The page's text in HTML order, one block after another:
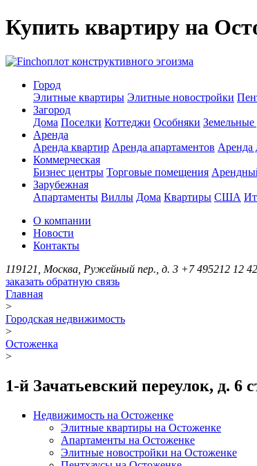
Купить квартиру на
оплот конструктивного эгоизма
Город
Элитные квартиры Элитные новостройки
Загород
Дома Поселки Коттеджи Особняки Земельные
Аренда
Аренда квартир Аренда апартаментов Аренда
Коммерческая
Бизнес центры Торговые помещения
Зарубежная
Апартаменты Виллы Дома Квартиры США
О компании
Новости
Контакты
119121, Москва, Ружейный пер., д. 3 +7 495212 12 42
заказать обратную связь
Главная
>
Городская недвижимость
>
Остоженка
>
1-й Зачатьевский переулок, д. 6
Недвижимость на Остоженкe
Элитные квартиры на Остоженкe
Апартаменты на Остоженкe
Элитные новостройки на Остоженкe